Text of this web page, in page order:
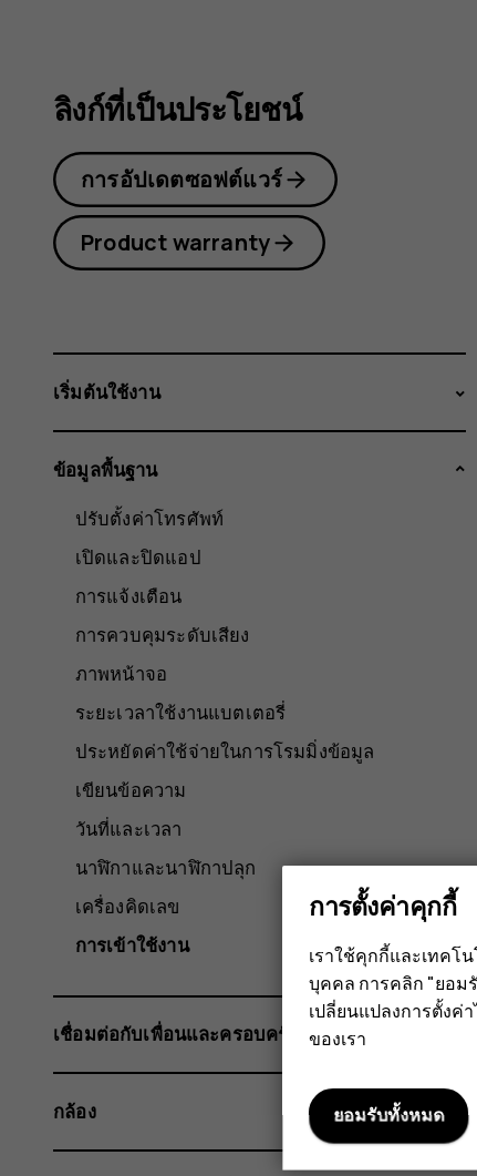
2.1
ลิงก์ที่เป็นประโยชน์
การอัปเดตซอฟต์แวร์
Product warranty
เริ่มต้นใช้งาน
ข้อมูลพื้นฐาน
ปรับตั้งค่าโทรศัพท์
เปิดและปิดแอป
การแจ้งเตือน
การควบคุมระดับเสียง
ภาพหน้าจอ
ระยะเวลาใช้งานแบตเตอรี่
ประหยัดค่าใช้จ่ายในการโรมมิ่งข้อมูล
เขียนข้อความ
วันที่และเวลา
นาฬิกาและนาฬิกาปลุก
เครื่องคิดเลข
การเข้าใช้งาน
เชื่อมต่อกับเพื่อนและครอบครัว
กล้อง
การตั้งค่าคุกกี้
เราใช้คุกกี้และเทค
บุคคล การคลิก "ยอม
เปลี่ยนแปลงการตั้งค่
ของเรา
ยอมรับทั้งหมด